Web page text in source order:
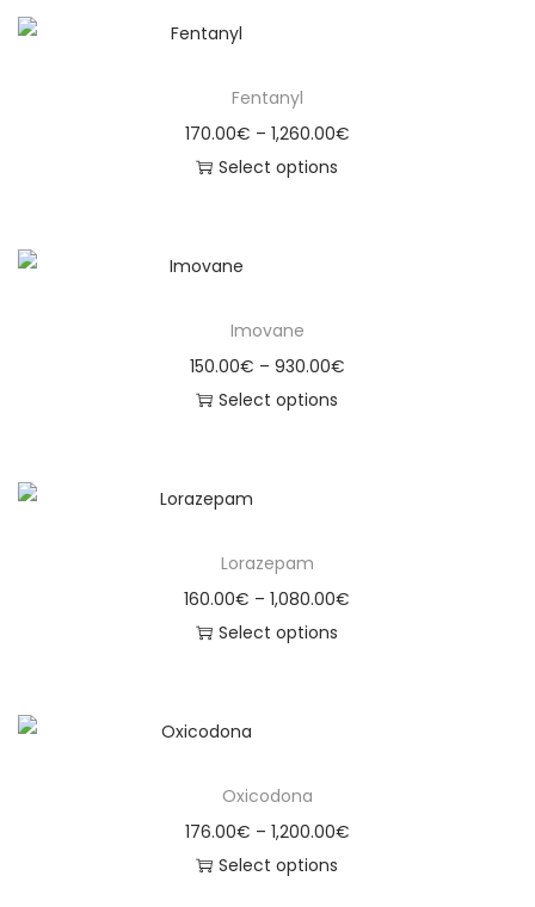
Fentanyl
170.00€ – 1,260.00€
Select options
Imovane
150.00€ – 930.00€
Select options
Lorazepam
160.00€ – 1,080.00€
Select options
Oxicodona
176.00€ – 1,200.00€
Select options